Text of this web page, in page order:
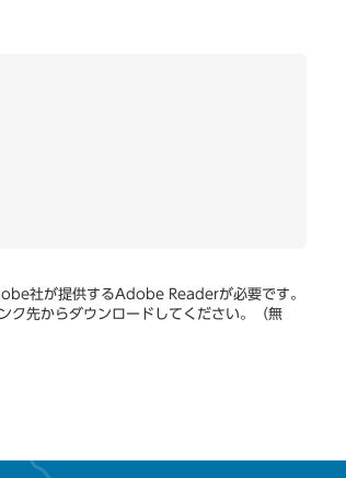
社が提供するAdobe Readerが必要です。
先からダウンロードしてください。（無